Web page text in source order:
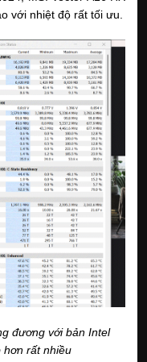
với nhiệt độ rất tối ưu.
đương với bản Intel
hơn rất nhiều